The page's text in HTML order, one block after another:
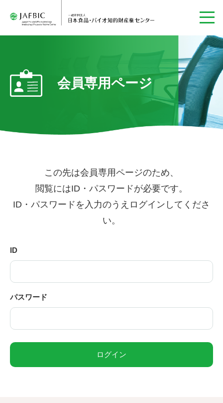
会員専用ページ
この先は会員専用ページのため、
閲覧にはID・パスワードが必要です。
ID・パスワードを入力のうえログインしてくださ
い。
ID
パスワード
ログイン